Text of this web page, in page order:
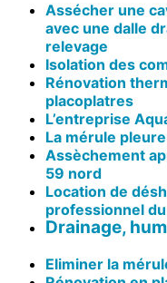
Assécher une
avec une dalle
relevage
Isolation des
Rénovation
placoplatres
L’entreprise
La mérule
Assèchement
59 nord
Location de
professionnel
Drainage,
Eliminer la